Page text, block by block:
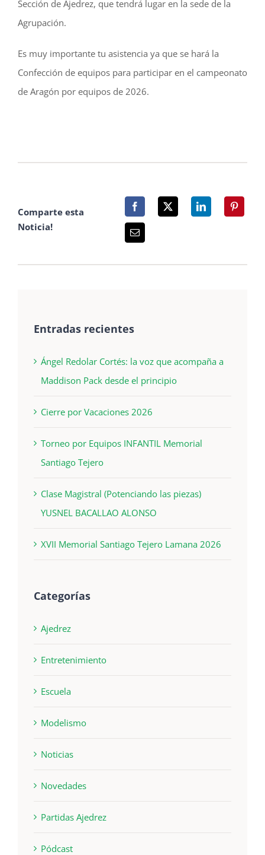
Sección de Ajedrez, que tendrá lugar en la sede de la
Agrupación.
Es muy importante tu asistencia ya que se hará la
Confección de equipos para participar en el campeonato
de Aragón por equipos de 2026.
Comparte esta
Noticia!
Entradas recientes
Ángel Redolar Cortés: la voz que acompaña a
Maddison Pack desde el principio
Cierre por Vacaciones 2026
Torneo por Equipos INFANTIL Memorial
Santiago Tejero
Clase Magistral (Potenciando las piezas)
YUSNEL BACALLAO ALONSO
XVII Memorial Santiago Tejero Lamana 2026
Categorías
Ajedrez
Entretenimiento
Escuela
Modelismo
Noticias
Novedades
Partidas Ajedrez
Pódcast